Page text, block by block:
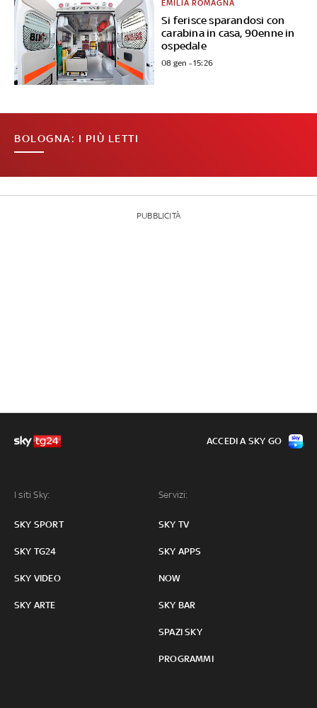
Si ferisce sparandosi con
carabina in casa, 90enne in
ospedale
EMILIA ROMAGNA
08 gen - 15:26
BOLOGNA: I PIÙ LETTI
PUBBLICITÀ
I siti Sky:
SKY SPORT
SKY TG24
SKY VIDEO
SKY ARTE
Servizi:
SKY TV
SKY APPS
NOW
SKY BAR
SPAZI SKY
PROGRAMMI
ACCEDI A SKY GO